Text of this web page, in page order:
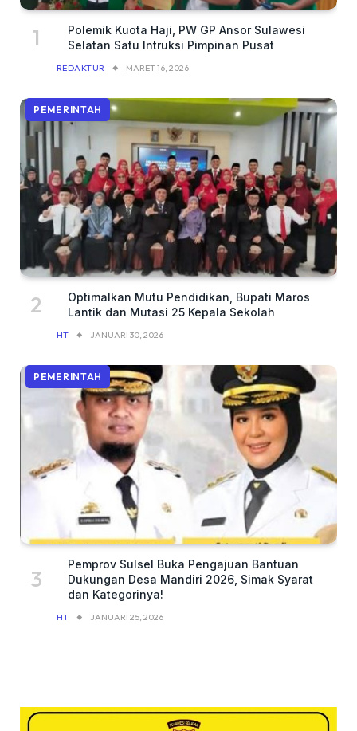
Polemik Kuota Haji, PW GP Ansor Sulawesi
Selatan Satu Intruksi Pimpinan Pusat
REDAKTUR MARET 16, 2026
PEMERINTAH
Optimalkan Mutu Pendidikan, Bupati Maros
Lantik dan Mutasi 25 Kepala Sekolah
HT JANUARI 30, 2026
PEMERINTAH
Pemprov Sulsel Buka Pengajuan Bantuan
Dukungan Desa Mandiri 2026, Simak Syarat
dan Kategorinya!
HT JANUARI 25, 2026